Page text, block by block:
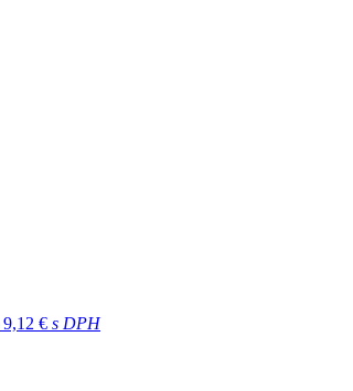
9,12 € s DPH